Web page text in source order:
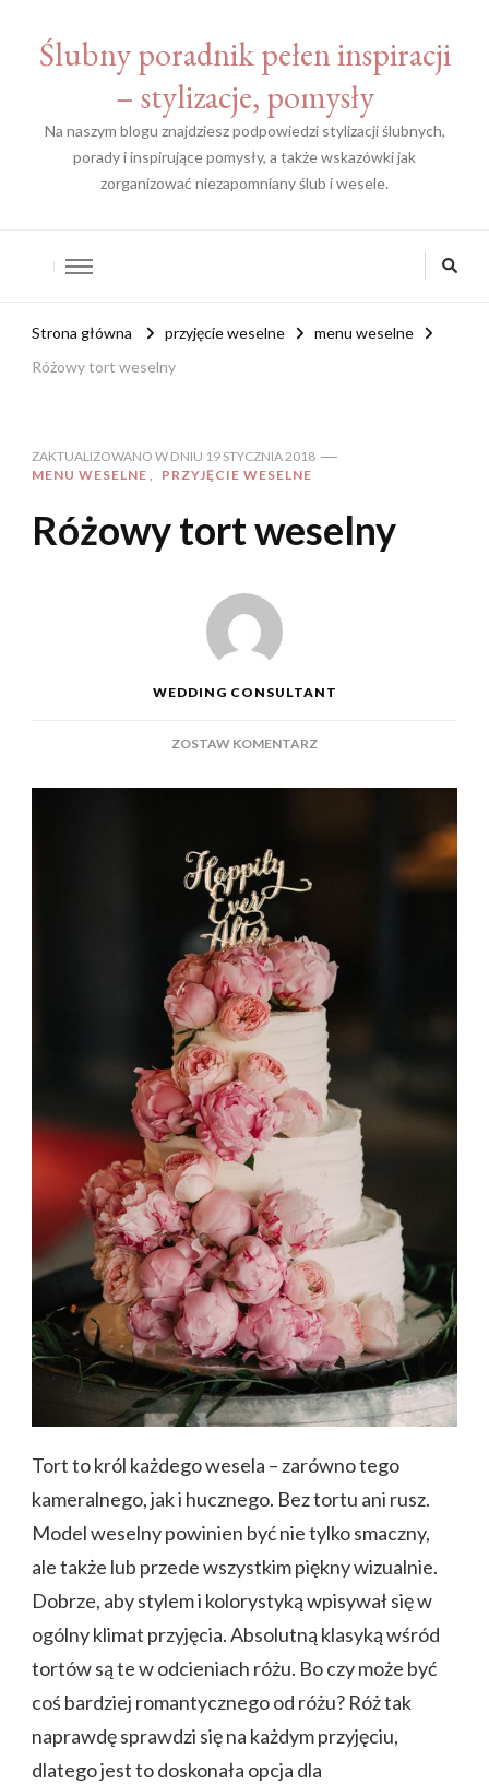
Ślubny poradnik pełen inspiracji
– stylizacje, pomysły
Na naszym blogu znajdziesz podpowiedzi stylizacji ślubnych,
porady i inspirujące pomysły, a także wskazówki jak
zorganizować niezapomniany ślub i wesele.
Strona główna przyjęcie weselne
menu weselne
Różowy tort weselny
ZAKTUALIZOWANO W DNIU 19 STYCZNIA 2018
MENU WESELNE
PRZYJĘCIE WESELNE
Różowy tort weselny
WEDDING CONSULTANT
ZOSTAW KOMENTARZDO
TORT
Tort to król każdego wesela – zarówno tego
kameralnego, jak i hucznego. Bez tortu ani rusz.
Model weselny powinien być nie tylko smaczny,
ale także lub przede wszystkim piękny wizualnie.
Dobrze, aby stylem i kolorystyką wpisywał się w
ogólny klimat przyjęcia. Absolutną klasyką wśród
tortów są te w odcieniach różu. Bo czy może być
coś bardziej romantycznego od różu? Róż tak
naprawdę sprawdzi się na każdym przyjęciu,
dlatego jest to doskonała opcja dla